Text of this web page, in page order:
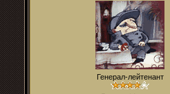
Генерал-лейтенант